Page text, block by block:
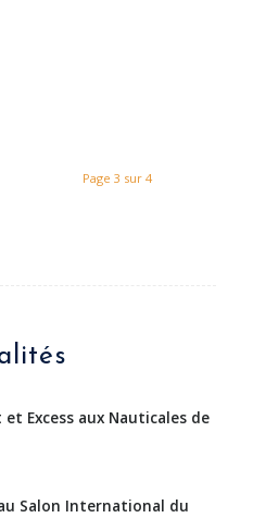
Page 3 sur 4
Excess aux Nauticales de
Salon International du